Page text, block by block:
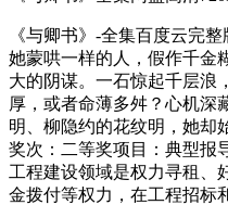
《与卿书》-全集百度云完
她蒙哄一样的人，假作千金
大的阴谋。一石惊起千层浪
厚，或者命薄多舛？心机深
明、柳隐约的花纹明，她却
奖次：二等奖项目：典型报
工程建设领域是权力寻租、
金拨付等权力，在工程招标